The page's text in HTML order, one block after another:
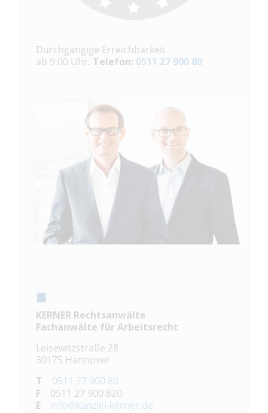
Durchgängige Erreichbarkeit
ab 9.00 Uhr. Telefon: 0511 27 900 80
KERNER Rechtsanwälte
Fachanwälte für Arbeitsrecht
Leisewitzstraße 28
30175 Hannover
T 0511 27 900 80
F 0511 27 900 820
E info@kanzlei-kerner.de